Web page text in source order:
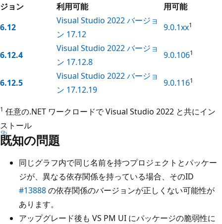
ジョン
利用可能
用可能
6.12
Visual Studio 2022 バージョ
ン 17.12
9.0.1xx1
6.12.4
Visual Studio 2022 バージョ
ン 17.12.8
9.0.1061
6.12.5
Visual Studio 2022 バージョ
ン 17.12.19
9.0.1161
1 任意の.NET ワークロードで Visual Studio 2022 と共にイン
ストール
既知の問題
同じグラフ内で同じ名前を持つプロジェクトとパッケー
ジが、異なる依存関係を持っている場合、そのID
#13888の依存関係のバージョンが正しくない可能性が
あります。
アップグレード後も VS PM UI にパッケージの脆弱性に